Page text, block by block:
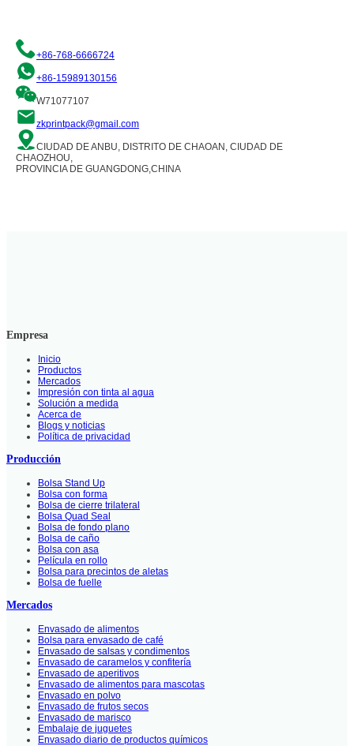
+86-768-6666724
+86-15989130156
W71077107
zkprintpack@gmail.com
CIUDAD DE ANBU, DISTRITO DE CHAOAN, CIUDAD DE
CHAOZHOU,
PROVINCIA DE GUANGDONG,CHINA
Empresa
Inicio
Productos
Mercados
Impresión con tinta al agua
Solución a medida
Acerca de
Blogs y noticias
Política de privacidad
Producción
Bolsa Stand Up
Bolsa con forma
Bolsa de cierre trilateral
Bolsa Quad Seal
Bolsa de fondo plano
Bolsa de caño
Bolsa con asa
Película en rollo
Bolsa para precintos de aletas
Bolsa de fuelle
Mercados
Envasado de alimentos
Bolsa para envasado de café
Envasado de salsas y condimentos
Envasado de caramelos y confitería
Envasado de aperitivos
Envasado de alimentos para mascotas
Envasado en polvo
Envasado de frutos secos
Envasado de marisco
Embalaje de juguetes
Envasado diario de productos químicos